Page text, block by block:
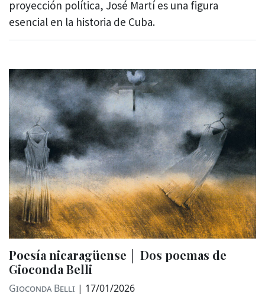
proyección política, José Martí es una figura
esencial en la historia de Cuba.
Poesía nicaragüense │ Dos poemas de
Gioconda Belli
Gioconda Belli | 17/01/2026